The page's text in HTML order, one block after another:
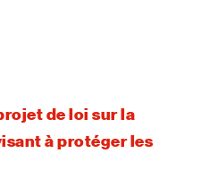
de loi sur la
à protéger les